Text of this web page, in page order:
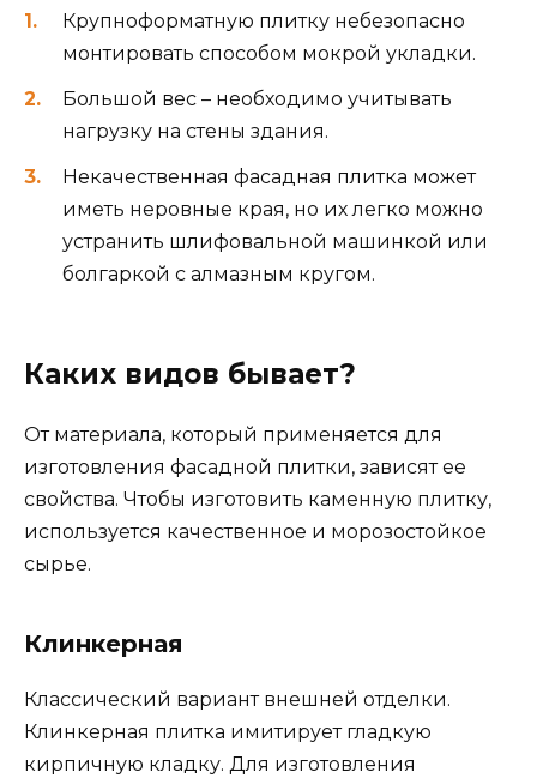
Крупноформатную плитку небезопасно
монтировать способом мокрой укладки.
Большой вес – необходимо учитывать
нагрузку на стены здания.
Некачественная фасадная плитка может
иметь неровные края, но их легко можно
устранить шлифовальной машинкой или
болгаркой с алмазным кругом.
Каких видов бывает?
От материала, который применяется для
изготовления фасадной плитки, зависят ее
свойства. Чтобы изготовить каменную плитку,
используется качественное и морозостойкое
сырье.
Клинкерная
Классический вариант внешней отделки.
Клинкерная плитка имитирует гладкую
кирпичную кладку. Для изготовления